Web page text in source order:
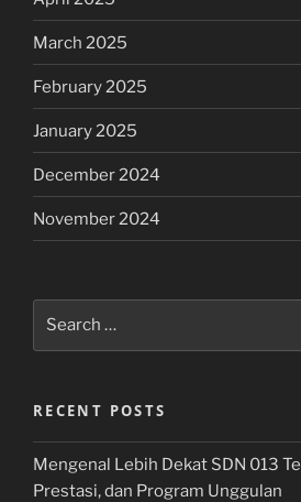
March 2025
February 2025
January 2025
December 2024
November 2024
RECENT POSTS
Mengenal Lebih Dekat SDN 013
Prestasi, dan Program Unggulan